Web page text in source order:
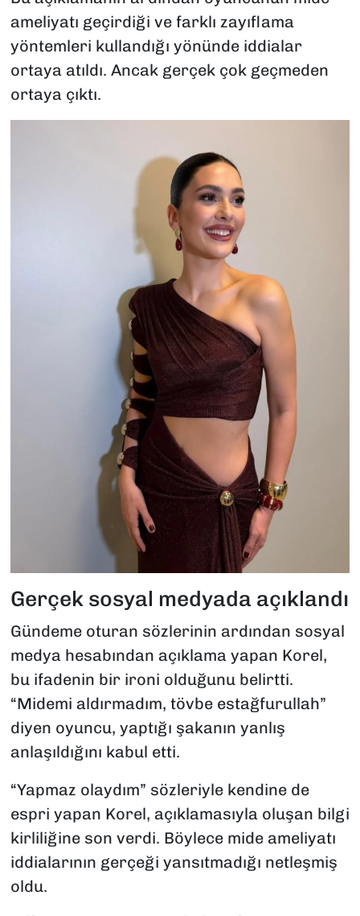
ameliyatı geçirdiği ve farklı zayıflama
yöntemleri kullandığı yönünde iddialar
ortaya atıldı. Ancak gerçek çok geçmeden
ortaya çıktı.
Gerçek sosyal medyada açıklandı
Gündeme oturan sözlerinin ardından sosyal
medya hesabından açıklama yapan Korel,
bu ifadenin bir ironi olduğunu belirtti.
“Midemi aldırmadım, tövbe estağfurullah”
diyen oyuncu, yaptığı şakanın yanlış
anlaşıldığını kabul etti.
“Yapmaz olaydım” sözleriyle kendine de
espri yapan Korel, açıklamasıyla oluşan bilgi
kirliliğine son verdi. Böylece mide ameliyatı
iddialarının gerçeği yansıtmadığı netleşmiş
oldu.